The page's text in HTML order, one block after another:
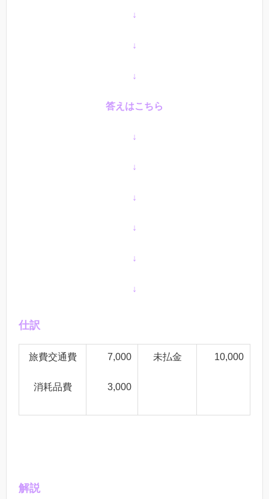
↓
↓
↓
答えはこちら
↓
↓
↓
↓
↓
↓
仕訳
旅費交通費
消耗品費
7,000
3,000
未払金 10,000
解説